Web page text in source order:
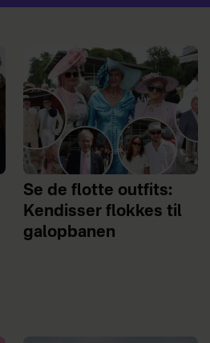
Se de flotte outfits:
Kendisser flokkes til
galopbanen